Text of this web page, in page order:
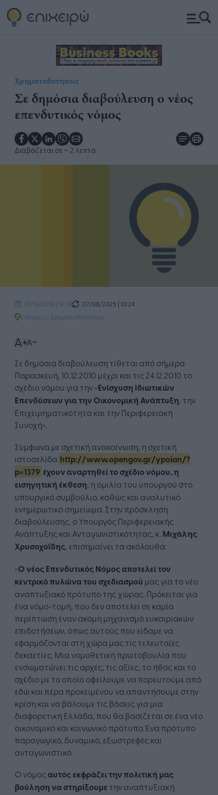
Χρηματοδοτήσεις
Σε δημόσια διαβούλευση ο νέος
επενδυτικός νόμος
Διαβάζεται σε ~ 2 λεπτά
10/12/2010 | 16:38
07/08/2025 | 10:24
Ειδήσεις | Χρηματοδοτήσεις
Σε δημόσια διαβούλευση τίθεται από σήμερα
Παρασκευή, 10.12.2010 μέχρι και τις 24.12.2010 το
σχέδιο νόμου για την «Ενίσχυση Ιδιωτικών
Επενδύσεων για την Οικονομική Ανάπτυξη, την
Επιχειρηματικότητα και την Περιφερειακή
Συνοχή».
Σύμφωνα με σχετική ανακοίνωση, η σχετική
ιστοσελίδα http://www.opengov.gr/ypoian/?
p=1379 έχουν αναρτηθεί το σχέδιο νόμου, η
εισηγητική έκθεση, η ομιλία του υπουργού στο
υπουργικό συμβούλιο, καθώς και αναλυτικό
ενημερωτικό σημείωμα. Στην πρόσκληση
διαβούλευσης, ο Υπουργός Περιφερειακής
Ανάπτυξης και Ανταγωνιστικότητας, κ. Μιχάλης
Χρυσοχοΐδης, επισημαίνει τα ακόλουθα:
«Ο νέος Επενδυτικός Νόμος αποτελεί τον
κεντρικό πυλώνα του σχεδιασμού μας για το νέο
αναπτυξιακό πρότυπο της χώρας. Πρόκειται για
ένα νόμο-τομή, που δεν αποτελεί σε καμία
περίπτωση έναν ακόμη μηχανισμό ευκαιριακών
επιδοτήσεων, όπως αυτούς που είδαμε να
εφαρμόζονται στη χώρα μας τις τελευταίες
δεκαετίες. Μια νομοθετική πρωτοβουλία που
ενσωματώνει τις αρχές, τις αξίες, το ήθος και το
σχέδιο με το οποίο οφείλουμε να πορευτούμε από
εδώ και πέρα προκειμένου να απαντήσουμε στην
κρίση και να βάλουμε τις βάσεις για μια
διαφορετική Ελλάδα, που θα βασίζεται σε ένα νέο
οικονομικό και κοινωνικό πρότυπο. Ένα πρότυπο
παραγωγικό, δυναμικό, εξωστρεφές και
ανταγωνιστικό.
Ο νόμοςαυτός εκφράζει την πολιτική μας
βούληση να στηρίξουμε την αναπτυξιακή